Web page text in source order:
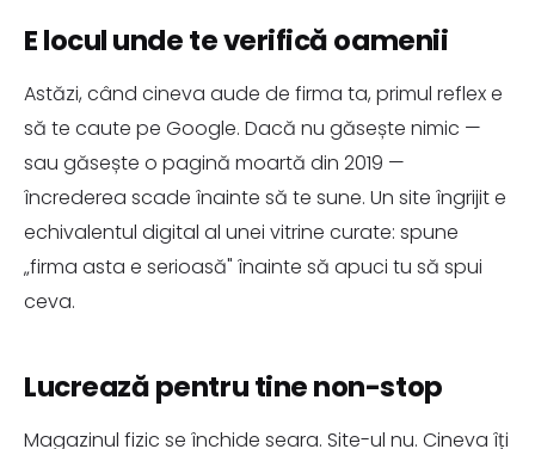
E locul unde te verifică oamenii
Astăzi, când cineva aude de firma ta, primul reflex e
să te caute pe Google. Dacă nu găsește nimic —
sau găsește o pagină moartă din 2019 —
încrederea scade înainte să te sune. Un site îngrijit e
echivalentul digital al unei vitrine curate: spune
„firma asta e serioasă" înainte să apuci tu să spui
ceva.
Lucrează pentru tine non-stop
Magazinul fizic se închide seara. Site-ul nu. Cineva îți